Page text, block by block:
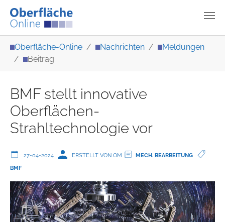
Oberfläche-Online Nachrichten
Meldungen
Beitrag
BMF stellt innovative
Oberflächen-
Strahltechnologie vor
27-04-2024 ERSTELLT VON OM
MECH. BEARBEITUNG
BMF